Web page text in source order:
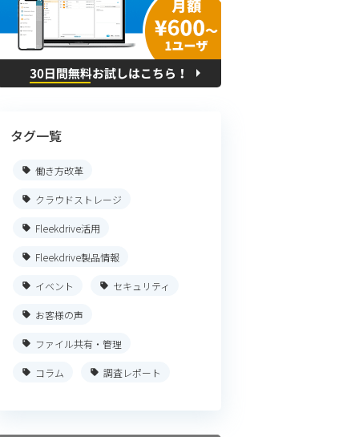
タグ一覧
働き方改革
クラウドストレージ
Fleekdrive活用
Fleekdrive製品情報
イベント セキュリティ
お客様の声
ファイル共有・管理
コラム 調査レポート